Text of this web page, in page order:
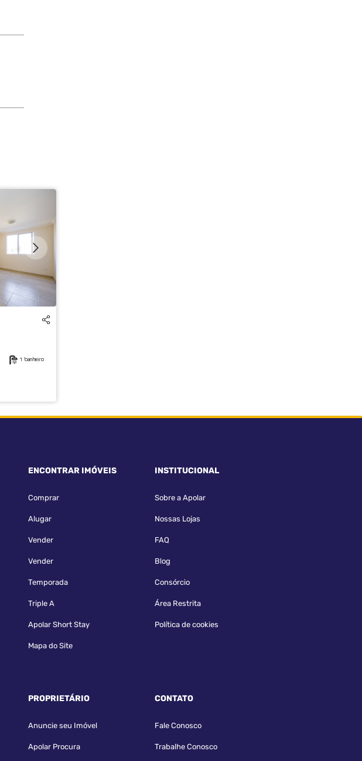
1 banheiro
ENCONTRAR IMÓVEIS
Comprar
Alugar
Vender
Vender
Temporada
Triple A
Apolar Short Stay
Mapa do Site
INSTITUCIONAL
Sobre a Apolar
Nossas Lojas
FAQ
Blog
Consórcio
Área Restrita
Política de cookies
PROPRIETÁRIO
Anuncie seu Imóvel
Apolar Procura
CONTATO
Fale Conosco
Trabalhe Conosco